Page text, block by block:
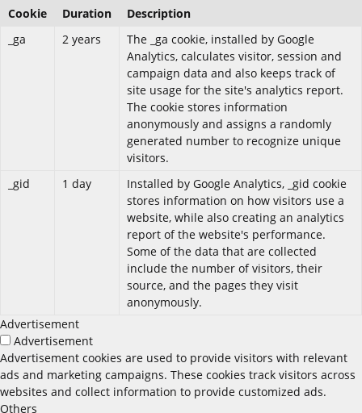
Cookie
Duration
Description
_ga
2 years
The _ga cookie, installed by Google
Analytics, calculates visitor, session and
campaign data and also keeps track of
site usage for the site's analytics report.
The cookie stores information
anonymously and assigns a randomly
generated number to recognize unique
visitors.
_gid
1 day
Installed by Google Analytics, _gid cookie
stores information on how visitors use a
website, while also creating an analytics
report of the website's performance.
Some of the data that are collected
include the number of visitors, their
source, and the pages they visit
anonymously.
Advertisement
Advertisement
Advertisement cookies are used to provide visitors with relevant
ads and marketing campaigns. These cookies track visitors across
websites and collect information to provide customized ads.
Others